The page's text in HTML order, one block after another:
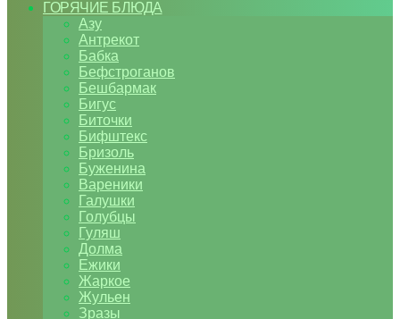
ГОРЯЧИЕ БЛЮДА
Азу
Антрекот
Бабка
Бефстроганов
Бешбармак
Бигус
Биточки
Бифштекс
Бризоль
Буженина
Вареники
Галушки
Голубцы
Гуляш
Долма
Ежики
Жаркое
Жульен
Зразы